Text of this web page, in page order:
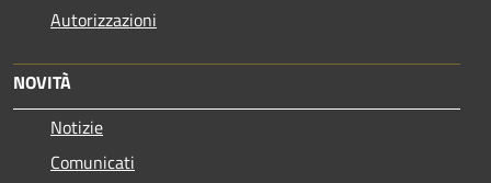
Autorizzazioni
NOVITÀ
Notizie
Comunicati